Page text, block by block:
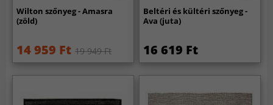
Wilton szőnyeg - Amasra
(zöld)
14 959 Ft 19 949 Ft
Beltéri és kültéri szőnyeg -
Ava (juta)
16 619 Ft